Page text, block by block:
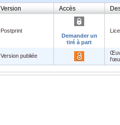
Version Accès
Postprint
Demander un
tiré à part
Version publiée